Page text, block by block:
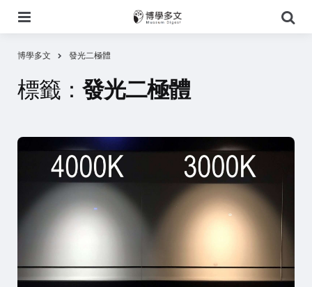
尋
博學多文 發光二極體
標籤： 發光二極體